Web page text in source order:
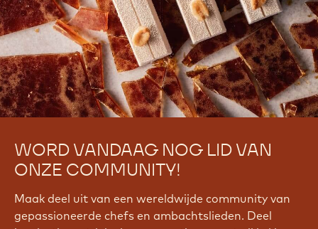
WORD VANDAAG NOG LID VAN
ONZE COMMUNITY!
Maak deel uit van een wereldwijde community van
gepassioneerde chefs en ambachtslieden. Deel